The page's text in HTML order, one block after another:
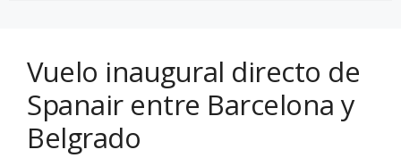
Vuelo inaugural directo de
Spanair entre Barcelona y
Belgrado